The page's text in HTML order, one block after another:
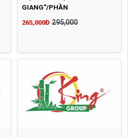
GIANG"/PHẦN
265,000Đ 295,000